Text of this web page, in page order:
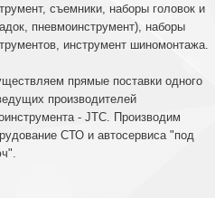
съемники, наборы головок и
пневмоинструмент), наборы
инструмент шиномонтажа.
прямые поставки одного
производителей
- JTC. Производим
СТО и автосервиса "под